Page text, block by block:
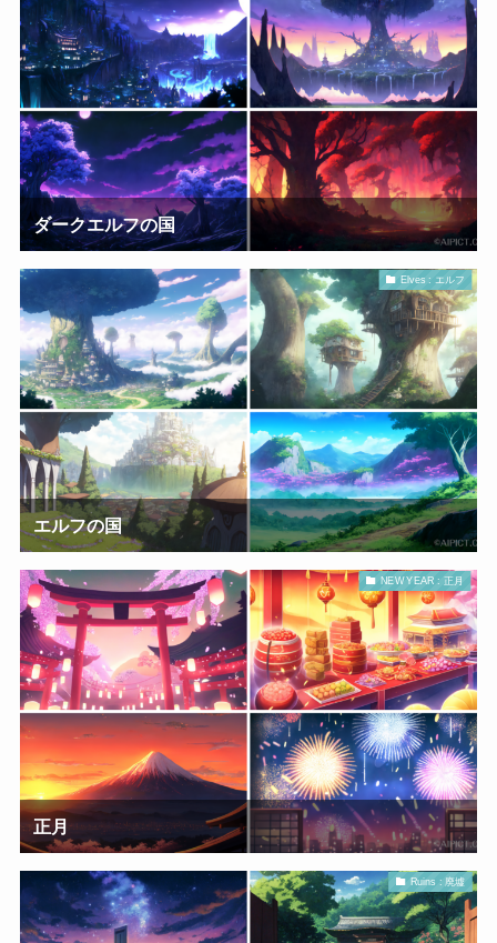
ダークエルフの国
Elves : エルフ
エルフの国
NEW YEAR : 正月
正月
Ruins : 廃墟